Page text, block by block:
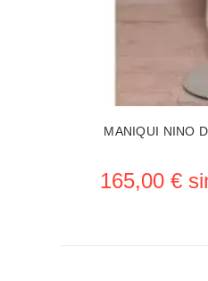
MANIQUI NINO
165,00 €